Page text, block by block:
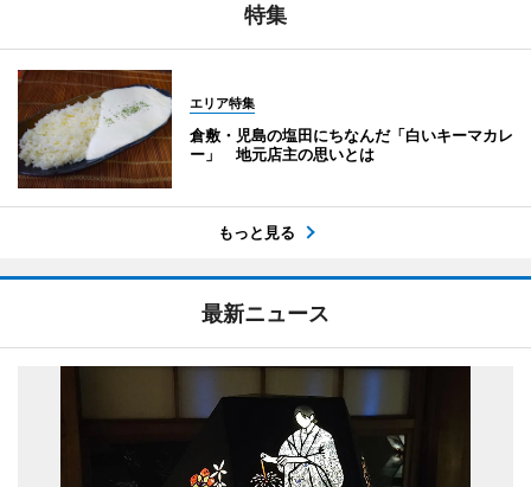
特集
エリア特集
倉敷・児島の塩田にちなんだ「白いキーマカレ
ー」 地元店主の思いとは
もっと見る
最新ニュース